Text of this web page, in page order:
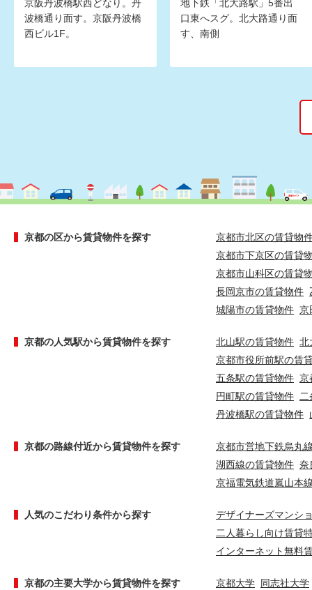
京阪丹波橋駅西どなり。丹
波橋通り面す。京阪丹波橋
西ビル1F。
地下鉄「北大路駅」5番出
口東へスグ。北大路通り面
す、南側
京都の区から賃貸物件を探す
京都市北区の賃貸物
京都市下京区の賃貸
京都市山科区の賃貸
長岡京市の賃貸物件
城陽市の賃貸物件 京
京都の人気駅から賃貸物件を探す 北山駅の賃貸物件 北
京都市役所前駅の賃
五条駅の賃貸物件 京
円町駅の賃貸物件
丹波橋駅の賃貸物件
京都の路線付近から賃貸物件を探す
京都市営地下鉄烏丸
湖西線の賃貸物件 奈
京福電気鉄道嵐山本
人気のこだわり条件から探す
デザイナーズマンシ
二人暮らし向け賃貸
インターネット無料
京都の主要大学から賃貸物件を探す 京都大学 同志社大学